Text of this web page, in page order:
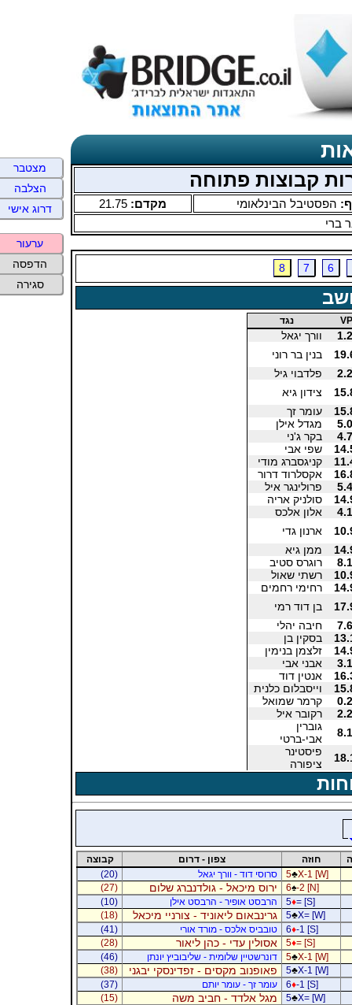
הפסטיבל הבינלאומי מקדם: 21.75
ברי
6
7
8
VP נגד
וורך יגאל
בנין בר רוני
פלדבוי גיל
צידון גיא
עומר זך
מגדל אילן
בקר ג'ני
שפי אבי
קניגסברג מודי
אקסלרוד דרור
פרולינגר איל
סולניק אריה
אלון אלכס
ארנון גדי
ממן גיא
רוגרס סטיב
רשתי שאול
רחימי רחמים
בן דוד רמי
חיבה יהלי
בסקין בן
זלצמן בנימין
אבני אבי
אנטין דוד
וייסבלום כלנית
קרמר שמואל
רקובר איל
גוברין
אבי-ברטי
פיסטינר
ציפורה
חוזה צפון - דרום
קבוצה
5♣X-1 [W] סרוסי דוד - וורך יגאל
(20)
6♠-2 [N] ירוס מיכאל - גולדנברג שלום
(27)
5♦= [S] הרבסט אופיר - הרבסט אילן
(10)
5♣X= [W] גרינבאום ליאוניד - צורניי מיכאל
(18)
6♦-1 [S] טובביס אלכס - מורד אורי
(41)
5♦= [S] אסולין עדי - כהן ליאור
(28)
5♣X-1 [W] דונרשטיין שלומית - שליבוביץ יונתן
(46)
5♣X-1 [W] פאופנוב מקסים - זפדינסקי יבגני
(38)
6♦-1 [S] עומר זך - עומר יותם
(37)
5♣X= [W] מגל אלדד - חביב משה
(15)
מצטבר
הצלבה
דרוג אישי
ערעור
הדפסה
סגירה